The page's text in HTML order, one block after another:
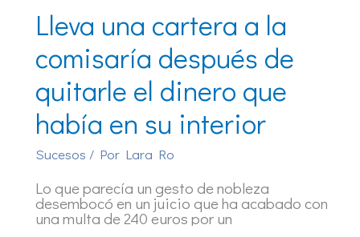
Lleva una cartera a la
comisaría después de
quitarle el dinero que
había en su interior
Sucesos / Por Lara Ro
Lo que parecía un gesto de nobleza
desembocó en un juicio que ha acabado con
una multa de 240 euros por un